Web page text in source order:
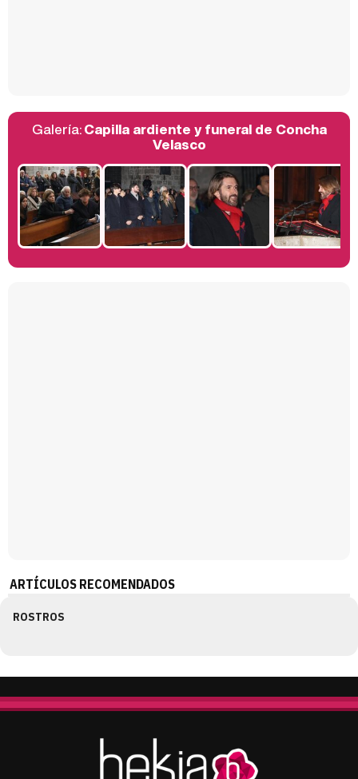
Belén Esteban: "Estoy emocionada, muy contenta y muy feliz por llegar a RTVE"
Manu Baqueiro: "Tuve como referente a Bruce Willis en 'Luz de Luna' para mi trabajo en la serie 'Perdiendo el juicio'"
Galería:Capilla ardiente y funeral de Concha
Velasco
ARTÍCULOS RECOMENDADOS
ROSTROS